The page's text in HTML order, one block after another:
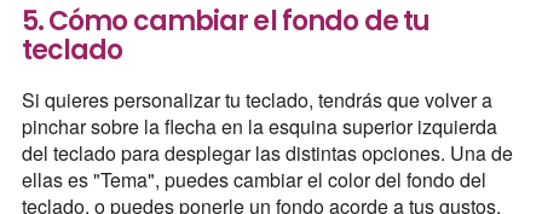
5. Cómo cambiar el fondo de tu
teclado
Si quieres personalizar tu teclado, tendrás que volver a
pinchar sobre la flecha en la esquina superior izquierda
del teclado para desplegar las distintas opciones. Una de
ellas es "Tema", puedes cambiar el color del fondo del
teclado, o puedes ponerle un fondo acorde a tus gustos.